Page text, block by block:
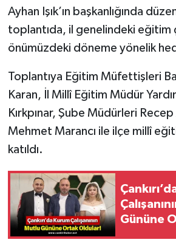
Ayhan Işık’ın başkanlığında
toplantıda, il genelindeki eğitim
önümüzdeki döneme yönelik
Toplantıya Eğitim Müfettişleri
Karan, İl Millî Eğitim Müdür
Kırkpınar, Şube Müdürleri Recep
Mehmet Marancı ile ilçe millî
katıldı.
Gününe